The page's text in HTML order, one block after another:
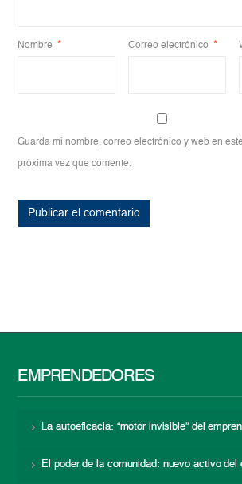
Nombre * Correo electrónico *
Guarda mi nombre, correo electrónico y web en
próxima vez que comente.
EMPRENDEDORES
La autoeficacia: “motor invisible” del
El poder de la comunidad: nuevo activo del